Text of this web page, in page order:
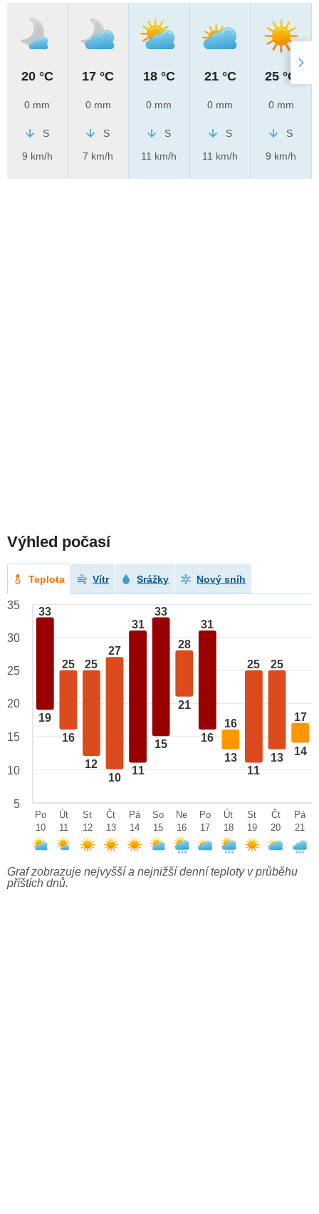
20 °C
0 mm
S
9 km/h
17 °C
0 mm
S
7 km/h
18 °C
0 mm
S
11 km/h
21 °C
0 mm
S
11 km/h
25 °C
0 mm
S
9 km/h
Výhled počasí
Teplota Vítr Srážky Nový sníh
33
19
25
16
25
12
27
10
31
11
33
15
28
21
31
16
16
13
25
11
25
13
17
14
35
30
25
20
15
10
5
Po
10
Út
11
St
12
Čt
13
Pá
14
So
15
Ne
16
Po
17
Út
18
St
19
Čt
20
Pá
21
Graf zobrazuje nejvyšší a nejnižší denní teploty v průběhu
příštích dnů.